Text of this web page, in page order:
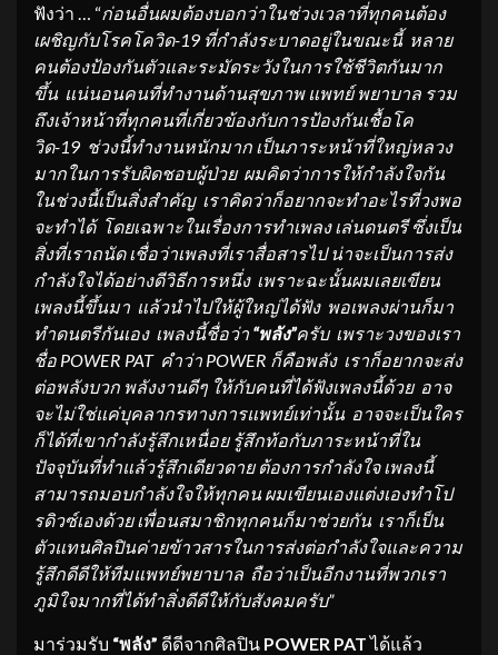
ฟังว่า … “ก่อนอื่นผมต้องบอกว่าในช่วงเวลาที่ทุกคนต้อง
เผชิญกับโรคโควิด-19 ที่กำลังระบาดอยู่ในขณะนี้ หลาย
คนต้องป้องกันตัวและระมัดระวังในการใช้ชีวิตกันมาก
ขึ้น แน่นอนคนที่ทำงานด้านสุขภาพ แพทย์ พยาบาล รวม
ถึงเจ้าหน้าที่ทุกคนที่เกี่ยวข้องกับการป้องกันเชื้อโค
วิด-19 ช่วงนี้ทำงานหนักมาก เป็นภาระหน้าที่ใหญ่หลวง
มากในการรับผิดชอบผู้ป่วย ผมคิดว่าการให้กำลังใจกัน
ในช่วงนี้เป็นสิ่งสำคัญ เราคิดว่าก็อยากจะทำอะไรที่วงพอ
จะทำได้ โดยเฉพาะในเรื่องการทำเพลง เล่นดนตรี ซึ่งเป็น
สิ่งที่เราถนัด เชื่อว่าเพลงที่เราสื่อสารไป น่าจะเป็นการส่ง
กำลังใจได้อย่างดีวิธีการหนึ่ง เพราะฉะนั้นผมเลยเขียน
เพลงนี้ขึ้นมา แล้วนำไปให้ผู้ใหญ่ได้ฟัง พอเพลงผ่านก็มา
ทำดนตรีกันเอง เพลงนี้ชื่อว่า “พลัง”ครับ เพราะวงของเรา
ชื่อ POWER PAT คำว่า POWER ก็คือพลัง เราก็อยากจะส่ง
ต่อพลังบวก พลังงานดีๆ ให้กับคนที่ได้ฟังเพลงนี้ด้วย อาจ
จะไม่ใช่แค่บุคลากรทางการแพทย์เท่านั้น อาจจะเป็นใคร
ก็ได้ที่เขากำลังรู้สึกเหนื่อย รู้สึกท้อกับภาระหน้าที่ใน
ปัจจุบันที่ทำแล้วรู้สึกเดียวดาย ต้องการกำลังใจ เพลงนี้
สามารถมอบกำลังใจให้ทุกคน ผมเขียนเองแต่งเองทำโป
รดิวซ์เองด้วย เพื่อนสมาชิกทุกคนก็มาช่วยกัน เราก็เป็น
ตัวแทนศิลปินค่ายข้าวสารในการส่งต่อกำลังใจและความ
รู้สึกดีดีให้ทีมแพทย์พยาบาล ถือว่าเป็นอีกงานที่พวกเรา
ภูมิใจมากที่ได้ทำสิ่งดีดีให้กับสังคมครับ”
มาร่วมรับ “พลัง” ดีดีจากศิลปิน POWER PATได้แล้ว